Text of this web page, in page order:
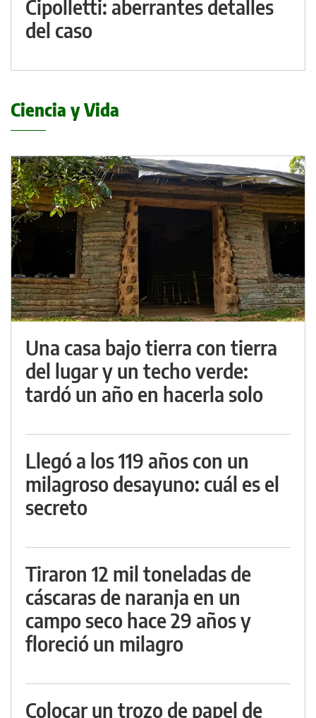
Cipolletti: aberrantes detalles
del caso
Ciencia y Vida
Una casa bajo tierra con tierra
del lugar y un techo verde:
tardó un año en hacerla solo
Llegó a los 119 años con un
milagroso desayuno: cuál es el
secreto
Tiraron 12 mil toneladas de
cáscaras de naranja en un
campo seco hace 29 años y
floreció un milagro
Colocar un trozo de papel de